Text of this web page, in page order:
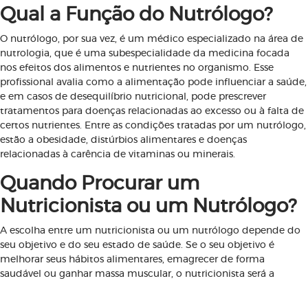
Qual a Função do Nutrólogo?
O nutrólogo, por sua vez, é um médico especializado na área de
nutrologia, que é uma subespecialidade da medicina focada
nos efeitos dos alimentos e nutrientes no organismo. Esse
profissional avalia como a alimentação pode influenciar a saúde,
e em casos de desequilíbrio nutricional, pode prescrever
tratamentos para doenças relacionadas ao excesso ou à falta de
certos nutrientes. Entre as condições tratadas por um nutrólogo,
estão a obesidade, distúrbios alimentares e doenças
relacionadas à carência de vitaminas ou minerais.
Quando Procurar um
Nutricionista ou um Nutrólogo?
A escolha entre um nutricionista ou um nutrólogo depende do
seu objetivo e do seu estado de saúde. Se o seu objetivo é
melhorar seus hábitos alimentares, emagrecer de forma
saudável ou ganhar massa muscular, o nutricionista será a